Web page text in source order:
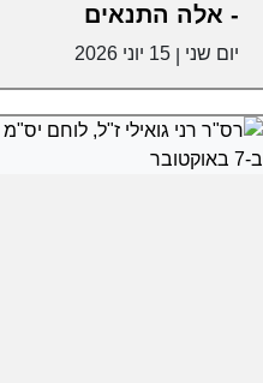
- אלה התנאים
יום שני 15 יוני 2026